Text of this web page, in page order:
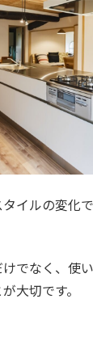
イルの変化
でなく、使
大切です。